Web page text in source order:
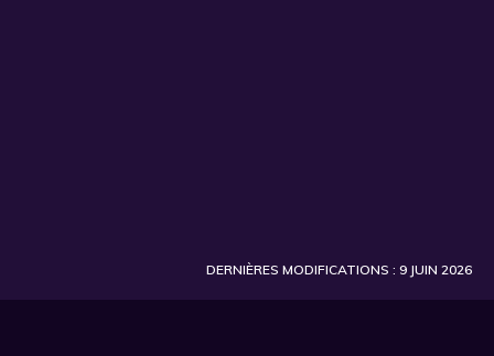
DERNIÈRES MODIFICATIONS : 9 JUIN 2026